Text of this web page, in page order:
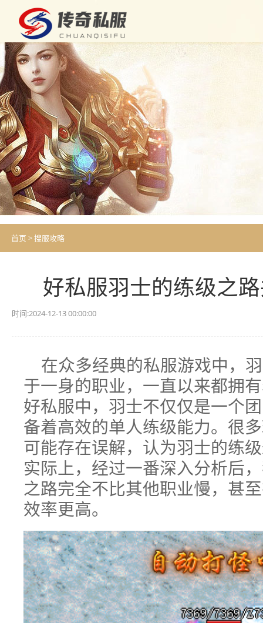
首页 >搜服攻略
好私服羽士的练级之
时间:2024-12-13 00:00:00
在众多经典的私服游戏中，
于一身的职业，一直以来都拥
好私服中，羽士不仅仅是一个
备着高效的单人练级能力。很
可能存在误解，认为羽士的练
实际上，经过一番深入分析后
之路完全不比其他职业慢，甚
效率更高。